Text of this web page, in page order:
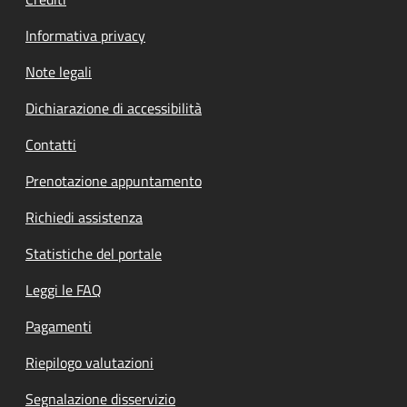
Informativa privacy
Note legali
Dichiarazione di accessibilità
Contatti
Prenotazione appuntamento
Richiedi assistenza
Statistiche del portale
Leggi le FAQ
Pagamenti
Riepilogo valutazioni
Segnalazione disservizio